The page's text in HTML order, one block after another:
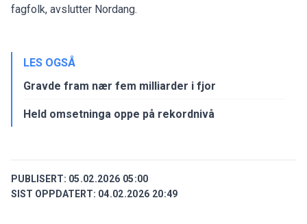
fagfolk, avslutter Nordang.
LES OGSÅ
Gravde fram nær fem milliarder i fjor
Held omsetninga oppe på rekordnivå
PUBLISERT: 05.02.2026 05:00
SIST OPPDATERT: 04.02.2026 20:49